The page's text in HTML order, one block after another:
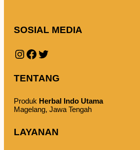
SOSIAL MEDIA
Instagram
Facebook
Twitter
TENTANG
Produk Herbal Indo Utama
Magelang, Jawa Tengah
LAYANAN